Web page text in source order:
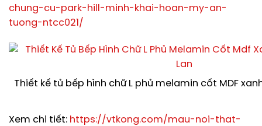
chung-cu-park-hill-minh-khai-hoan-my-an-
tuong-ntcc021/
Thiết kế tủ bếp hình chữ L phủ melamin cốt MDF
Xem chi tiết: https://vtkong.com/mau-noi-that-